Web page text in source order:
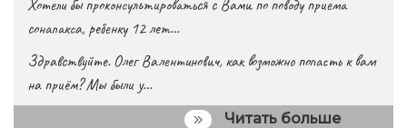
Хотели бы проконсультироваться с Вами по поводу приема
сонапакса, ребенку 12 лет…
Здравствуйте. Олег Валентинович, как возможно попасть к вам
на приём? Мы были у…
Читать больше